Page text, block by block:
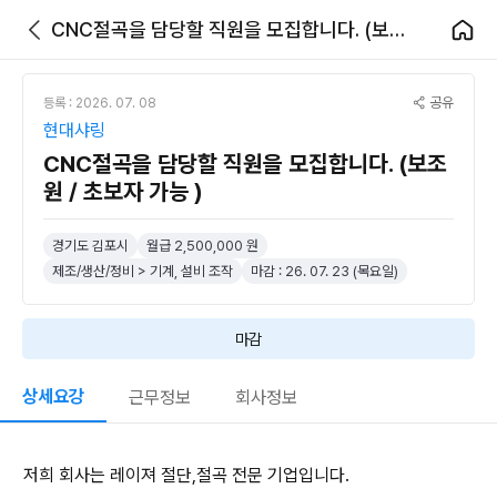
CNC절곡을 담당할 직원을 모집합니다. (보조원 / 초보자 가능 )
등록 : 2026. 07. 08 공유
현대샤링
CNC절곡을 담당할 직원을 모집합니다. (보조
원 / 초보자 가능 )
경기도 김포시
월급 2,500,000 원
제조/생산/정비 > 기계, 설비 조작
마감 : 26. 07. 23 (목요일)
마감
상세요강 근무정보 회사정보
저희 회사는 레이져 절단,절곡 전문 기업입니다.